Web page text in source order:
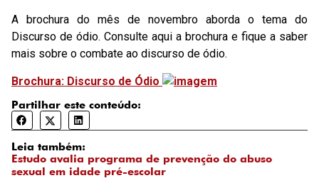
A brochura do mês de novembro aborda o tema do
Discurso de ódio. Consulte aqui a brochura e fique a saber
mais sobre o combate ao discurso de ódio.
Brochura: Discurso de Ódio
Partilhar este conteúdo:
Leia também:
Estudo avalia programa de prevenção do abuso
sexual em idade pré-escolar